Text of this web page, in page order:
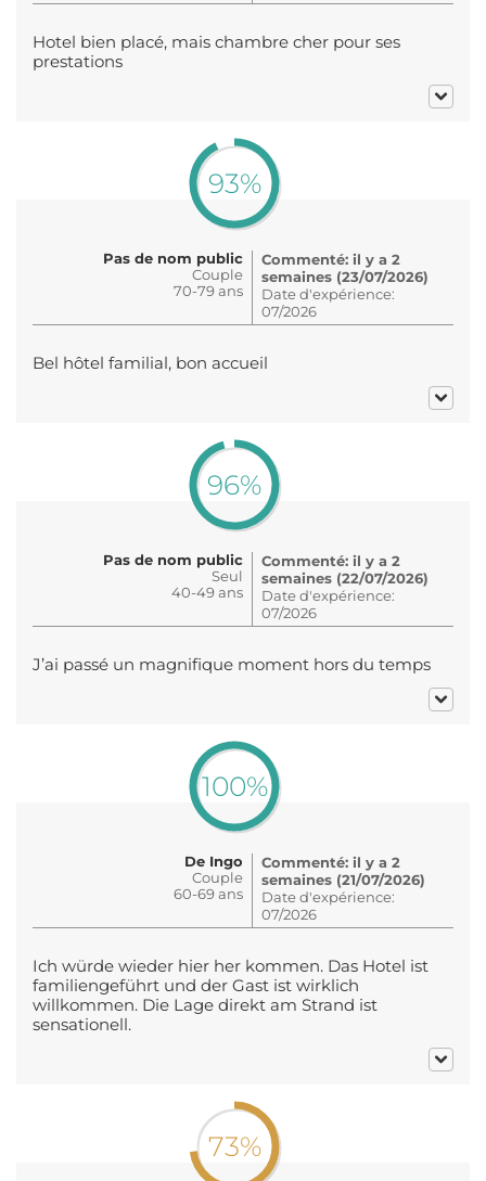
Hotel bien placé, mais chambre cher pour ses
prestations
93%
Pas de nom public
Couple
70-79 ans
Commenté: il y a 2
semaines (23/07/2026)
Date d'expérience:
07/2026
Bel hôtel familial, bon accueil
96%
Pas de nom public
Seul
40-49 ans
Commenté: il y a 2
semaines (22/07/2026)
Date d'expérience:
07/2026
J’ai passé un magnifique moment hors du temps
100%
De Ingo
Couple
60-69 ans
Commenté: il y a 2
semaines (21/07/2026)
Date d'expérience:
07/2026
Ich würde wieder hier her kommen. Das Hotel ist
familiengeführt und der Gast ist wirklich
willkommen. Die Lage direkt am Strand ist
sensationell.
73%